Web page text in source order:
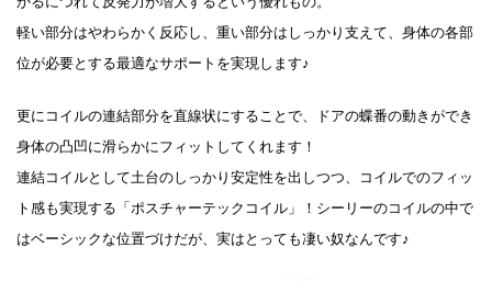
軽い部分はやわらかく反応し、重い部分はしっかり支えて、身体の各部
位が必要とする最適なサポートを実現します♪
更にコイルの連結部分を直線状にすることで、ドアの蝶番の動きができ
身体の凸凹に滑らかにフィットしてくれます！
連結コイルとして土台のしっかり安定性を出しつつ、コイルでのフィッ
ト感も実現する「ポスチャーテックコイル」！シーリーのコイルの中で
はベーシックな位置づけだが、実はとっても凄い奴なんです♪